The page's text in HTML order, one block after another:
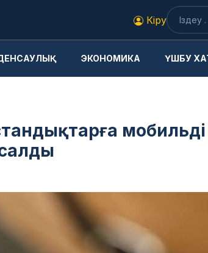
Кіру
ЭКОНОМИКА ҮШБУ
мобильді